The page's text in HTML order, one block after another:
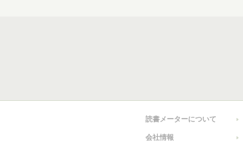
読書メーターについて
会社情報